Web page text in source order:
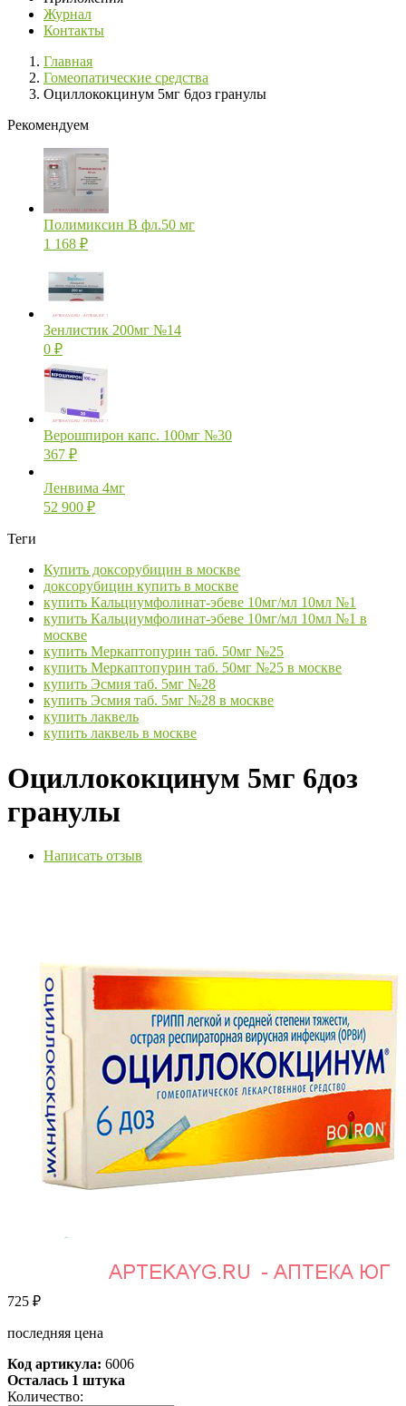
Журнал
Контакты
Главная
Гомеопатические средства
Оциллококцинум 5мг 6доз гранулы
Рекомендуем
Полимиксин В фл.50 мг
1 168 ₽
Зенлистик 200мг №14
0 ₽
Верошпирон капс. 100мг №30
367 ₽
Ленвима 4мг
52 900 ₽
Теги
Купить доксорубицин в москве
доксорубицин купить в москве
купить Кальциумфолинат-эбеве 10мг/мл 10мл №1
купить Кальциумфолинат-эбеве 10мг/мл 10мл №1 в
москве
купить Меркаптопурин таб. 50мг №25
купить Меркаптопурин таб. 50мг №25 в москве
купить Эсмия таб. 5мг №28
купить Эсмия таб. 5мг №28 в москве
купить лаквель
купить лаквель в москве
Оциллококцинум 5мг 6доз
гранулы
Написать отзыв
725 ₽
последняя цена
Код артикула: 6006
Осталась 1 штука
Количество: